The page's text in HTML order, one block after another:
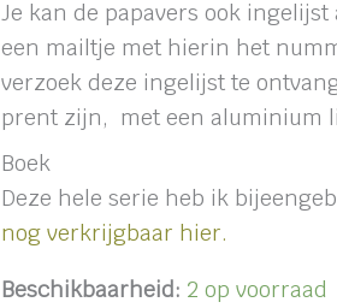
Je kan de papavers ook
een mailtje met hierin het
verzoek deze ingelijst te
prent zijn, met een aluminium
Boek
Deze hele serie heb ik
nog verkrijgbaar hier.
Beschikbaarheid: 2 op voorraad